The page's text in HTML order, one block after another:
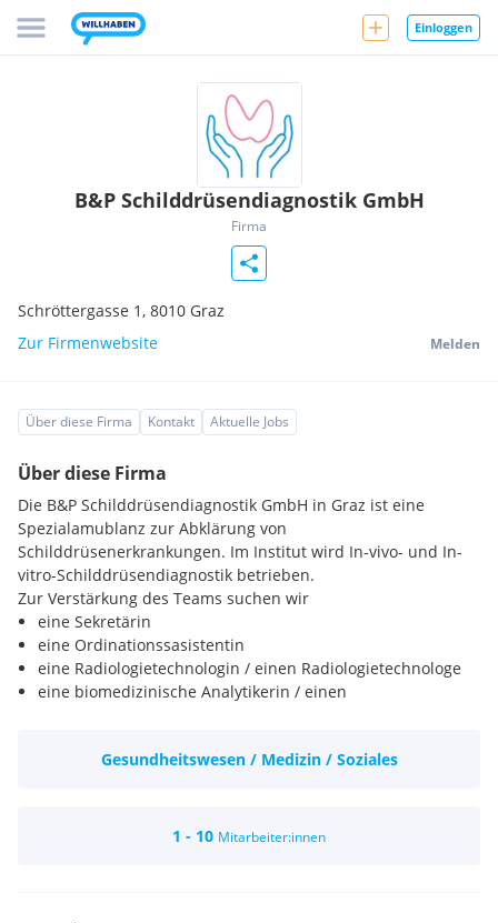
Einloggen
B&P Schilddrüsendiagnostik GmbH
Firma
Schröttergasse 1, 8010 Graz
Zur Firmenwebsite
Melden
Über diese Firma Kontakt Aktuelle Jobs
Über diese Firma
Die B&P Schilddrüsendiagnostik GmbH in Graz ist eine
Spezialamublanz zur Abklärung von
Schilddrüsenerkrankungen. Im Institut wird In-vivo- und In-
vitro-Schilddrüsendiagnostik betrieben.
Zur Verstärkung des Teams suchen wir
eine Sekretärin
eine Ordinationssasistentin
eine Radiologietechnologin / einen Radiologietechnologe
eine biomedizinische Analytikerin / einen
erforderlichen Kenntnisse zu erwerben.
Basis Vollzeit) mit der Möglichkeit der Überzahlung.
Gesundheitswesen / Medizin / Soziales
1 - 10 Mitarbeiter:innen